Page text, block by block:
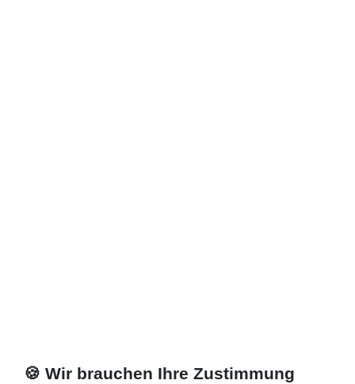
🍪 Wir brauchen Ihre Zustimmung